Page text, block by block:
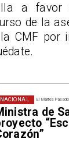
El Martes
de
NACIONAL
a favor
de la
CMF por